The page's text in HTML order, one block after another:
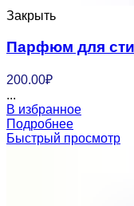
Закрыть
Парфюм для
200.00₽
...
В избранное
Подробнее
Быстрый просмотр